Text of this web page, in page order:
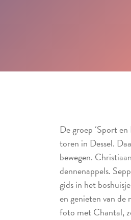
De groep ‘Sport
toren in Dessel.
bewegen.
dennenappels.
gids in het
en genieten van
foto met Chantal,